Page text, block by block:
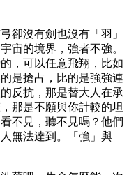
卻沒有劍也沒有「羽」
宙的境界，強者不強。
，可以任意飛翔，比如
是搶占，比的是強強連
反抗，那是替大人在承
那是不願與你計較的坦
不見，聽不見嗎？他們
無法達到。「強」與